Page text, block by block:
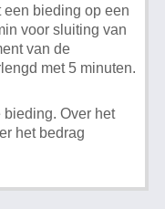
een bieding op een
voor sluiting van
van de
met 5 minuten.
bieding. Over het
het bedrag